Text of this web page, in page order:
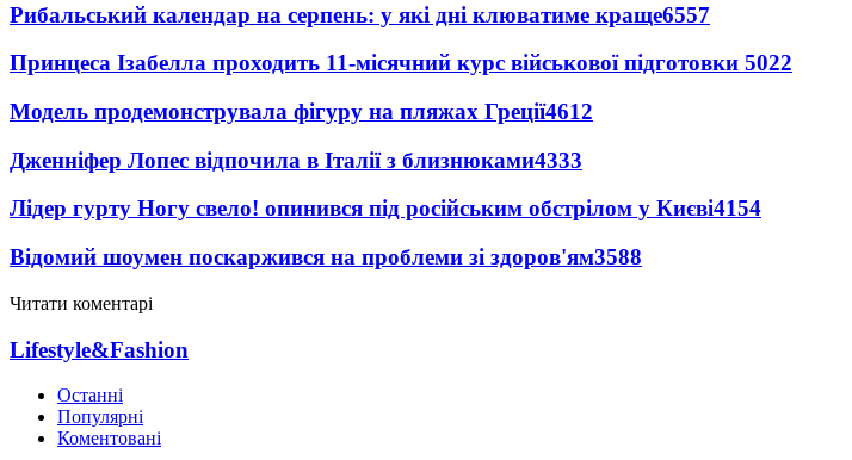
Рибальський календар на серпень: у які дні клюватиме краще6557
Принцеса Ізабелла проходить 11-місячний курс військової підготовки 5022
Модель продемонструвала фігуру на пляжах Греції4612
Дженніфер Лопес відпочила в Італії з близнюками4333
Лідер гурту Ногу свело! опинився під російським обстрілом у Києві4154
Відомий шоумен поскаржився на проблеми зі здоров'ям3588
Читати коментарі
Lifestyle&Fashion
Останні
Популярні
Коментовані